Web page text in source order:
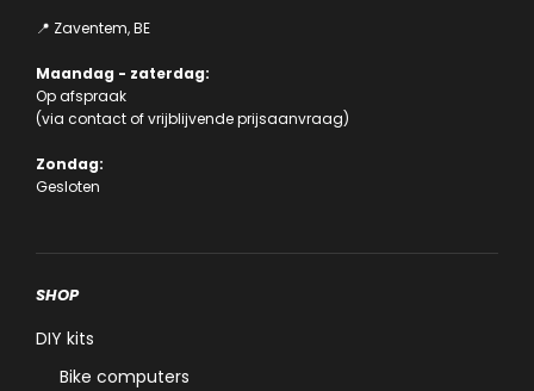
📍 Zaventem, BE
Maandag - zaterdag:
Op afspraak
(via contactofvrijblijvende prijsaanvraag)
Zondag:
Gesloten
SHOP
DIY kits
Bike computers